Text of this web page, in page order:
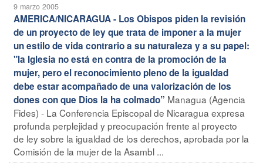
9 marzo 2005
AMERICA/NICARAGUA - Los Obispos piden la revisión
de un proyecto de ley que trata de imponer a la mujer
un estilo de vida contrario a su naturaleza y a su papel:
"la Iglesia no está en contra de la promoción de la
mujer, pero el reconocimiento pleno de la igualdad
debe estar acompañado de una valorización de los
dones con que Dios la ha colmado” Managua (Agencia
Fides) - La Conferencia Episcopal de Nicaragua expresa
profunda perplejidad y preocupación frente al proyecto
de ley sobre la igualdad de los derechos, aprobada por la
Comisión de la mujer de la Asambl ...